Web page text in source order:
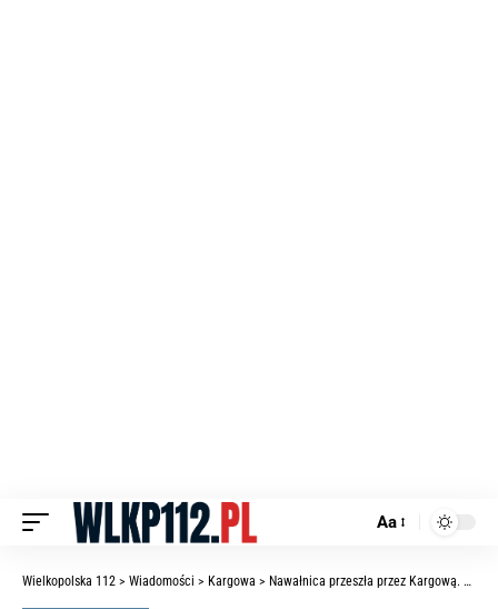
Aa
Wielkopolska 112 > Wiadomości > Kargowa > Nawałnica przeszła przez Kargową. Ulice zalane(ZDJĘCIE CZYTELNIKA)